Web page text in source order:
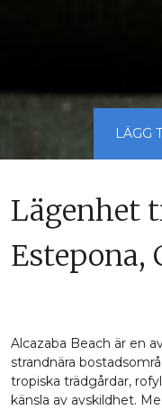
LÄGG
Lägenhet
Estepona,
Alcazaba Beach är en
strandnära
tropiska trädgårdar,
känsla av avskildhet.